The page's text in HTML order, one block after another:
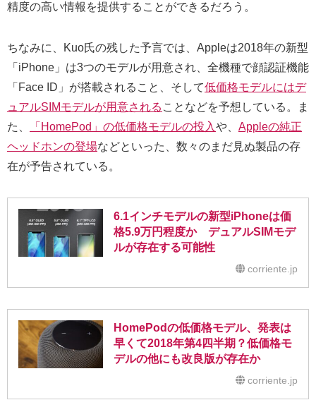
精度の高い情報を提供することができるだろう。
ちなみに、Kuo氏の残した予言では、Appleは2018年の新型
「iPhone」は3つのモデルが用意され、全機種で顔認証機能
「Face ID」が搭載されること、そして低価格モデルにはデ
ュアルSIMモデルが用意される ことなどを予想している。ま
た、
「HomePod」の低価格モデルの投入や、 Appleの純正
ヘッドホンの登場などといった、数々のまだ見ぬ製品の存
在が予告されている。
6.1インチモデルの新型iPhoneは価
格5.9万円程度か デュアルSIMモデ
ルが存在する可能性
corriente.jp
HomePodの低価格モデル、発表は
早くて2018年第4四半期？低価格モ
デルの他にも改良版が存在か
corriente.jp